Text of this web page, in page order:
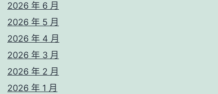
2026 年 6 月
2026 年 5 月
2026 年 4 月
2026 年 3 月
2026 年 2 月
2026 年 1 月